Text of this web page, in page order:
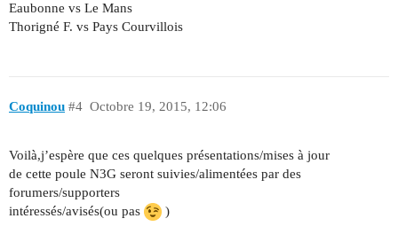
Eaubonne vs Le Mans
Thorigné F. vs Pays Courvillois
Coquinou Octobre 19, 2015, 12:06
#4
Voilà,j’espère que ces quelques présentations/mises à jour
de cette poule N3G seront suivies/alimentées par des
forumers/supporters
intéressés/avisés(ou pas
)